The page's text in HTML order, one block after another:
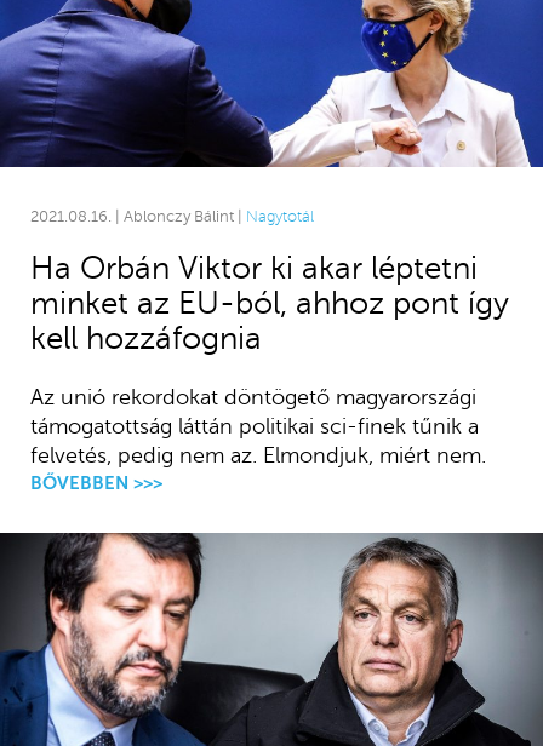
2021.08.16. | Ablonczy Bálint | Nagytotál
Ha Orbán Viktor ki akar léptetni
minket az EU-ból, ahhoz pont így
kell hozzáfognia
Az unió rekordokat döntögető magyarországi
támogatottság láttán politikai sci-finek tűnik a
felvetés, pedig nem az. Elmondjuk, miért nem.
BŐVEBBEN >>>